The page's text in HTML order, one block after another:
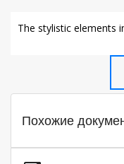
The stylistic elements
Похожие